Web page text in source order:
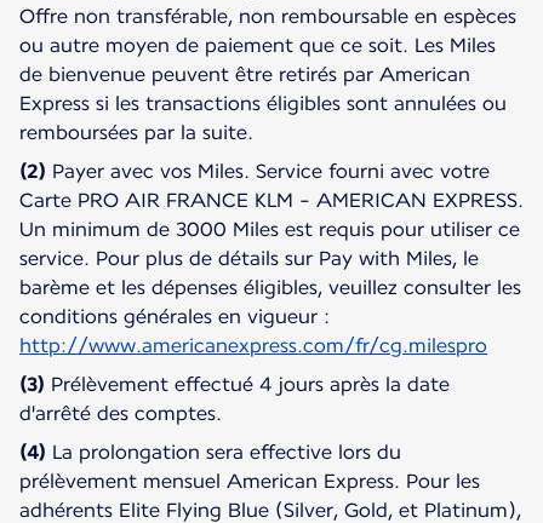
Offre non transférable, non remboursable en espèces
ou autre moyen de paiement que ce soit. Les Miles
de bienvenue peuvent être retirés par American
Express si les transactions éligibles sont annulées ou
remboursées par la suite.
(2) Payer avec vos Miles. Service fourni avec votre
Carte PRO AIR FRANCE KLM - AMERICAN EXPRESS.
Un minimum de 3000 Miles est requis pour utiliser ce
service. Pour plus de détails sur Pay with Miles, le
barème et les dépenses éligibles, veuillez consulter les
conditions générales en vigueur :
http://www.americanexpress.com/fr/cg.milespro
(3) Prélèvement effectué 4 jours après la date
d'arrêté des comptes.
(4) La prolongation sera effective lors du
prélèvement mensuel American Express. Pour les
adhérents Elite Flying Blue (Silver, Gold, et Platinum),